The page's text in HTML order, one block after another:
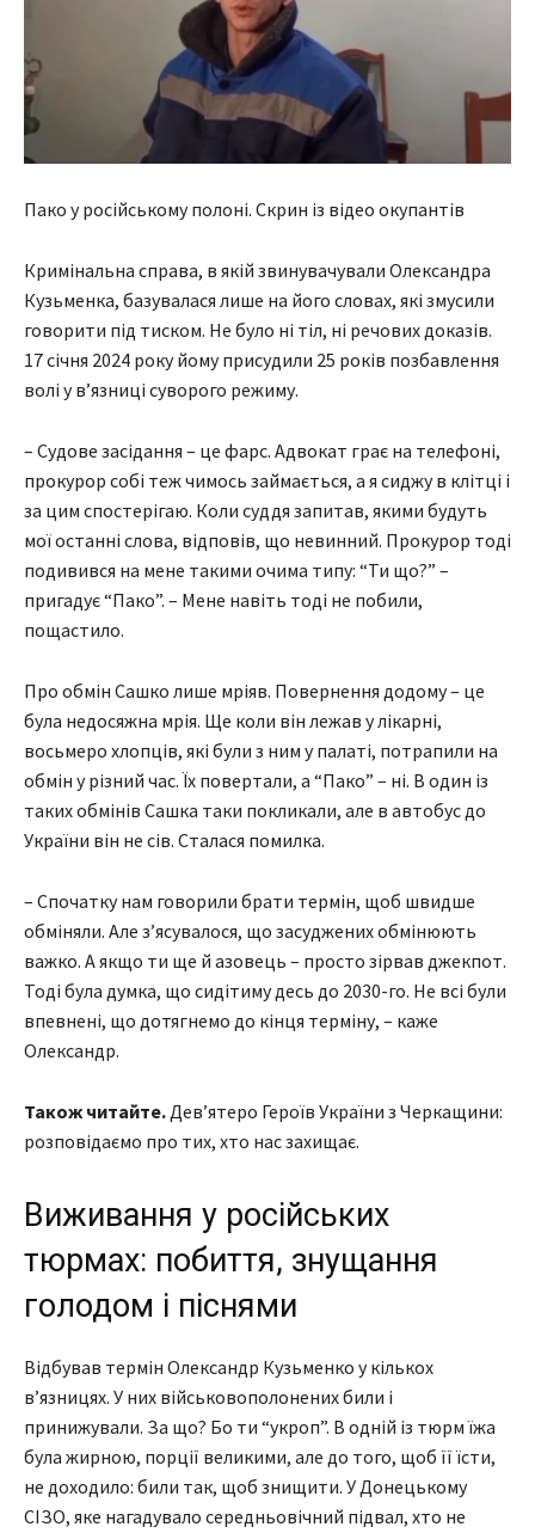
Пако у російському полоні. Скрин із відео окупантів
Кримінальна справа, в якій звинувачували Олександра
Кузьменка, базувалася лише на його словах, які змусили
говорити під тиском. Не було ні тіл, ні речових доказів.
17 січня 2024 року йому присудили 25 років позбавлення
волі у в’язниці суворого режиму.
– Судове засідання – це фарс. Адвокат грає на телефоні,
прокурор собі теж чимось займається, а я сиджу в клітці і
за цим спостерігаю. Коли суддя запитав, якими будуть
мої останні слова, відповів, що невинний. Прокурор тоді
подивився на мене такими очима типу: “Ти що?” –
пригадує “Пако”. – Мене навіть тоді не побили,
пощастило.
Про обмін Сашко лише мріяв. Повернення додому – це
була недосяжна мрія. Ще коли він лежав у лікарні,
восьмеро хлопців, які були з ним у палаті, потрапили на
обмін у різний час. Їх повертали, а “Пако” – ні. В один із
таких обмінів Сашка таки покликали, але в автобус до
України він не сів. Сталася помилка.
– Спочатку нам говорили брати термін, щоб швидше
обміняли. Але з’ясувалося, що засуджених обмінюють
важко. А якщо ти ще й азовець – просто зірвав джекпот.
Тоді була думка, що сидітиму десь до 2030-го. Не всі були
впевнені, що дотягнемо до кінця терміну, – каже
Олександр.
Також читайте.Дев’ятеро Героїв України з Черкащини:
розповідаємо про тих, хто нас захищає.
Виживання у російських
тюрмах: побиття, знущання
голодом і піснями
Відбував термін Олександр Кузьменко у кількох
в’язницях. У них військовополонених били і
принижували. За що? Бо ти “укроп”. В одній із тюрм їжа
була жирною, порції великими, але до того, щоб її їсти,
не доходило: били так, щоб знищити. У Донецькому
СІЗО, яке нагадувало середньовічний підвал, хто не